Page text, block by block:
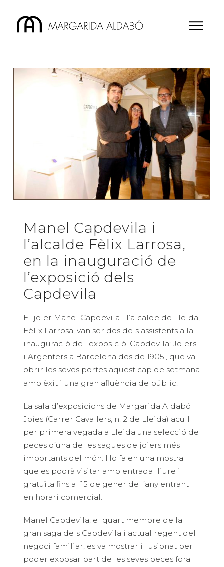
Manel Capdevila i
l’alcalde Fèlix Larrosa,
en la inauguració de
l’exposició dels
Capdevila
El joier Manel Capdevila i l’alcalde de Lleida,
Fèlix Larrosa, van ser dos dels assistents a la
inauguració de l’exposició ‘Capdevila: Joiers
i Argenters a Barcelona des de 1905’, que va
obrir les seves portes aquest cap de setmana
amb èxit i una gran afluència de públic.
La sala d’exposicions de Margarida Aldabó
Joies (Carrer Cavallers, n. 2 de Lleida) acull
per primera vegada a Lleida una selecció de
peces d’una de les sagues de joiers més
importants del món. Ho fa en una mostra
que es podrà visitar amb entrada lliure i
gratuïta fins al 15 de gener de l’any entrant
en horari comercial.
Manel Capdevila, el quart membre de la
gran saga dels Capdevila i actual regent del
negoci familiar, es va mostrar il·lusionat per
poder exposar part de les seves peces fora